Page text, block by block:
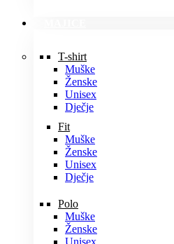
T-shirt
Muške
Ženske
Unisex
Dječje
Fit
Muške
Ženske
Unisex
Dječje
Polo
Muške
Ženske
Unisex